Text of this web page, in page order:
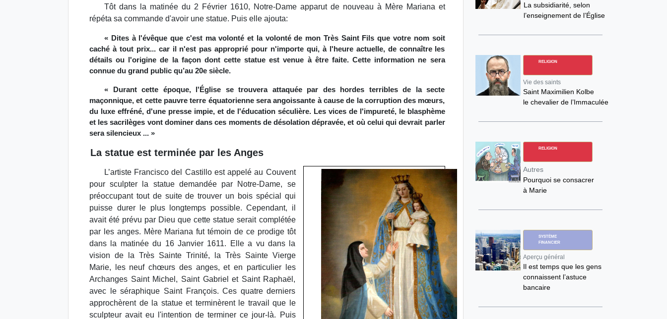
Tôt dans la matinée du 2 Février 1610, Notre-Dame apparut de nouveau à Mère Mariana et
répéta sa commande d'avoir une statue. Puis elle ajouta:
« Dites à l'évêque que c'est ma volonté et la volonté de mon Très Saint Fils que votre nom soit
caché à tout prix... car il n'est pas approprié pour n'importe qui, à l'heure actuelle, de connaître les
détails ou l'origine de la façon dont cette statue est venue à être faite. Cette information ne sera
connue du grand public qu’au 20e siècle.
« Durant cette époque, l'Église se trouvera attaquée par des hordes terribles de la secte
maçonnique, et cette pauvre terre équatorienne sera angoissante à cause de la corruption des mœurs,
du luxe effréné, d'une presse impie, et de l'éducation séculière. Les vices de l'impureté, le blasphème
et les sacrilèges vont dominer dans ces moments de désolation dépravée, et où celui qui devrait parler
sera silencieux ... »
La statue est terminée par les Anges
L’artiste Francisco del Castillo est appelé au Couvent
pour sculpter la statue demandée par Notre-Dame, se
préoccupant tout de suite de trouver un bois spécial qui
puisse durer le plus longtemps possible. Cependant, il
avait été prévu par Dieu que cette statue serait complétée
par les anges. Mère Mariana fut témoin de ce prodige tôt
dans la matinée du 16 Janvier 1611. Elle a vu dans la
vision de la Très Sainte Trinité, la Très Sainte Vierge
Marie, les neuf chœurs des anges, et en particulier les
Archanges Saint Michel, Saint Gabriel et Saint Raphaël,
avec le séraphique Saint François. Ces quatre derniers
approchèrent de la statue et terminèrent le travail que le
sculpteur avait eu l'intention de terminer ce jour-là. Puis
La subsidiarité, selon
l’enseignement de l’Église
RELIGION
Vie des saints
Saint Maximilien Kolbe
le chevalier de l’Immaculée
RELIGION
Autres
Pourquoi se consacrer
à Marie
SYSTÈME
FINANCIER
Aperçu général
Il est temps que les gens
connaissent l’astuce
bancaire